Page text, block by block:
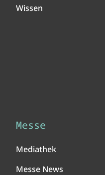
Wissen
Messe
Mediathek
Messe News